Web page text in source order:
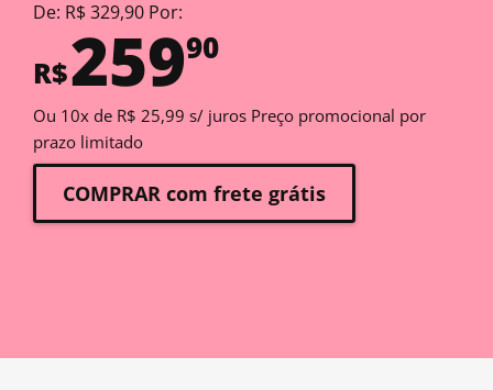
De: R$ 329,90 Por:
R$25990
Ou 10x de R$ 25,99 s/ juros Preço promocional por
prazo limitado
COMPRAR com frete grátis